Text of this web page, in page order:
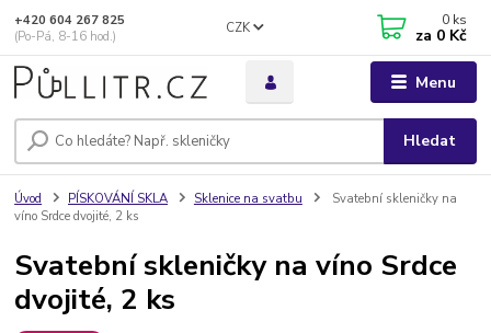
Menu
CZK
Hledat
+420 604 267 825
(Po-Pá, 8-16 hod.)
0 ks
za 0 Kč
Úvod PÍSKOVÁNÍ SKLA Sklenice na svatbu
Svatební skleničky na
víno Srdce dvojité, 2 ks
Svatební skleničky na víno Srdce
dvojité, 2 ks